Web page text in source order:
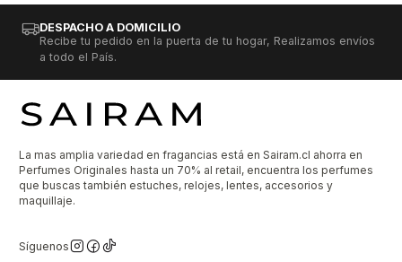
DESPACHO A DOMICILIO
Recibe tu pedido en la puerta de tu hogar, Realizamos envíos
a todo el País.
La mas amplia variedad en fragancias está en Sairam.cl ahorra en
Perfumes Originales hasta un 70% al retail, encuentra los perfumes
que buscas también estuches, relojes, lentes, accesorios y
maquillaje.
Síguenos